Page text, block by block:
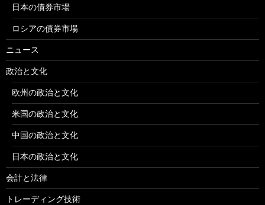
日本の債券市場
ロシアの債券市場
ニュース
政治と文化
欧州の政治と文化
米国の政治と文化
中国の政治と文化
日本の政治と文化
会計と法律
トレーディング技術